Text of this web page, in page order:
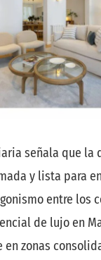
señala que la
y lista para
entre los
de lujo en
zonas